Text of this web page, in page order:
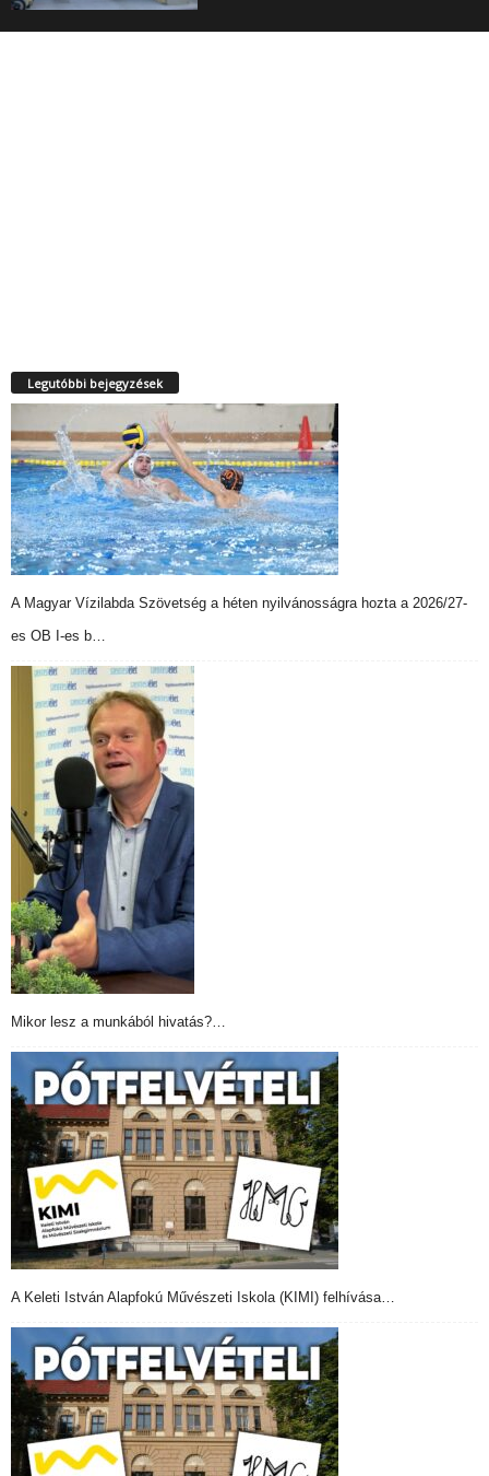
Legutóbbi bejegyzések
A Magyar Vízilabda Szövetség a héten nyilvánosságra hozta a 2026/27-
es OB I-es b…
Mikor lesz a munkából hivatás?…
A Keleti István Alapfokú Művészeti Iskola (KIMI) felhívása…